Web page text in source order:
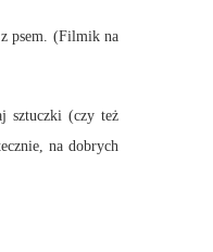
psem. (Filmik na
sztuczki (czy też
na dobrych